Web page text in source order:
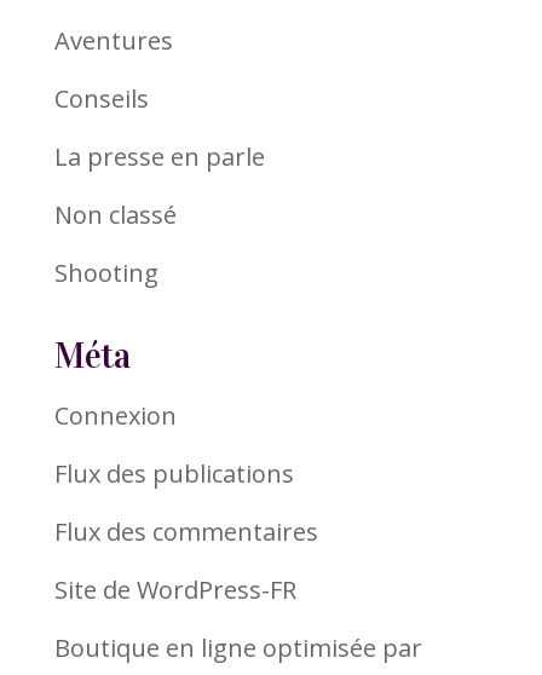
Aventures
Conseils
La presse en parle
Non classé
Shooting
Méta
Connexion
Flux des publications
Flux des commentaires
Site de WordPress-FR
Boutique en ligne optimisée par